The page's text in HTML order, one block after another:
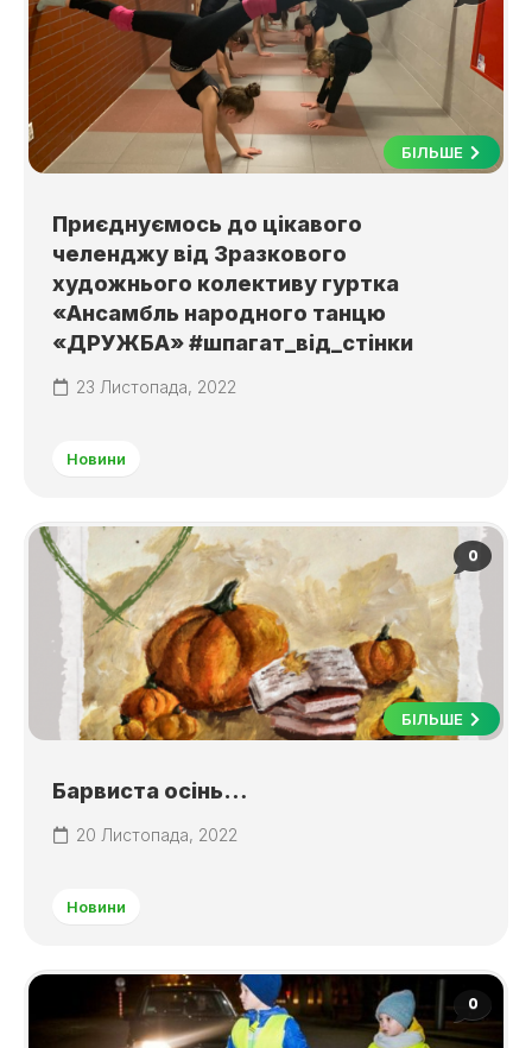
БІЛЬШЕ
Приєднуємось до цікавого
челенджу від Зразкового
художнього колективу гуртка
«Ансамбль народного танцю
«ДРУЖБА» #шпагат_від_стінки
23 Листопада, 2022
Новини
0
БІЛЬШЕ
Барвиста осінь…
20 Листопада, 2022
Новини
0